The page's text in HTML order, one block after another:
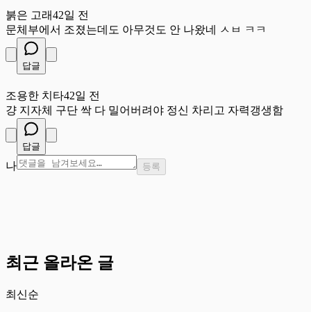
붉은 고래42일 전
문체부에서 조졌는데도 아무것도 안 나왔네 ㅅㅂ ㅋㅋ
답글
조용한 치타42일 전
걍 지자체 구단 싹 다 밀어버려야 정신 차리고 자력갱생함
답글
나 등록
최근 올라온 글
최신순